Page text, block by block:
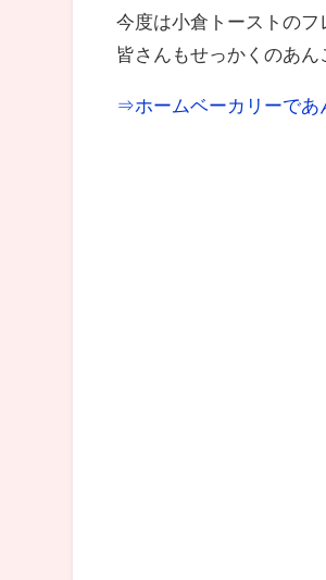
今度は小倉トーストのフ
皆さんもせっかくのあん
⇒ホームベーカリーであ